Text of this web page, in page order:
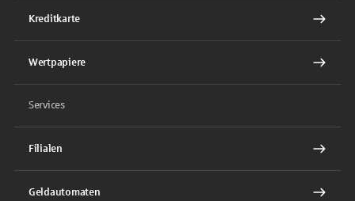
Kreditkarte
Wertpapiere
Services
Filialen
Geldautomaten